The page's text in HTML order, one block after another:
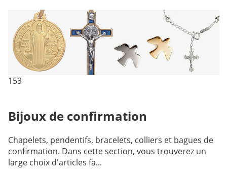
153
Bijoux de confirmation
Chapelets, pendentifs, bracelets, colliers et bagues de
confirmation. Dans cette section, vous trouverez un
large choix d'articles fa...